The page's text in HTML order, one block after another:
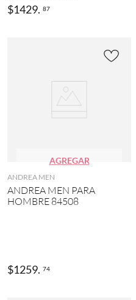
$1429. 87
AGREGAR
ANDREA MEN
ANDREA MEN PARA
HOMBRE 84508
$1259. 74